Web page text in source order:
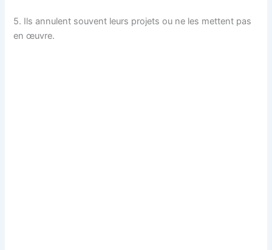
5. Ils annulent souvent leurs projets ou ne les mettent pas
en œuvre.